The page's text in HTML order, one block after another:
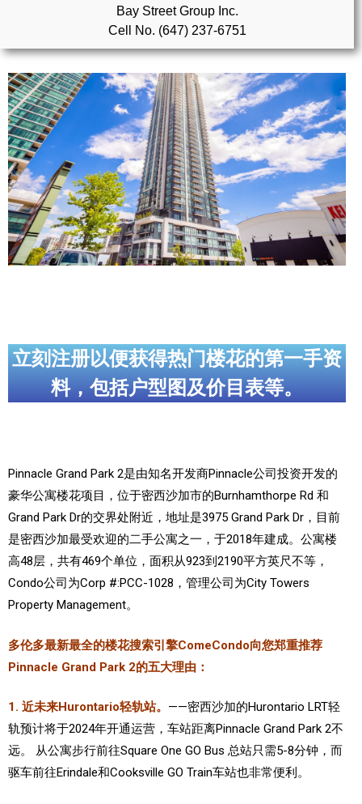
新居民
新移民指南
留学生指南
实用链接
加拿大房地产网站
大多伦多教育网站
大多伦多医疗机构
常用查询工具
地产杂谈
为什么移民加拿大
加拿大的历史文化
加拿大社会保险系统
定居安大略省
安大略省免费医疗保险
加拿大的福利制度
吃货眼中的加拿大地图
Bay Street Group Inc.
Cell No. (647) 237-6751
立刻注册以便获得热门楼花的第一手资
料，包括户型图及价目表等。
Pinnacle Grand Park 2是由知名开发商Pinnacle公司投资开发的
豪华公寓楼花项目，位于密西沙加市的Burnhamthorpe Rd 和
Grand Park Dr的交界处附近，地址是3975 Grand Park Dr，目前
是密西沙加最受欢迎的二手公寓之一，于2018年建成。公寓楼
高48层，共有469个单位，面积从923到2190平方英尺不等，
Condo公司为Corp #:PCC-1028，管理公司为City Towers
Property Management。
多伦多最新最全的楼花搜索引擎ComeCondo向您郑重推荐
Pinnacle Grand Park 2的五大理由：
1. 近未来Hurontario轻轨站。 ——密西沙加的Hurontario LRT轻
轨预计将于2024年开通运营，车站距离Pinnacle Grand Park 2不
远。 从公寓步行前往Square One GO Bus 总站只需5-8分钟，而
驱车前往Erindale和Cooksville GO Train车站也非常便利。